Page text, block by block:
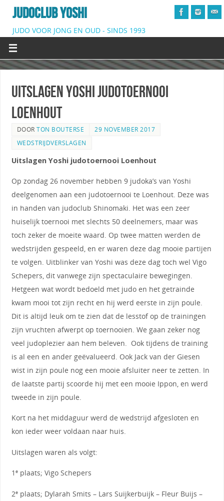
JUDOCLUB YOSHI
JUDO VOOR JONG EN OUD - SINDS 1993
Uitslagen Yoshi judotoernooi
Loenhout
DOORTON BOUTERSE
29 NOVEMBER 2017
WEDSTRIJDVERSLAGEN
Uitslagen Yoshi judotoernooi Loenhout
Op zondag 26 november hebben 9 judoka’s van Yoshi
deelgenomen aan een judotoernooi te Loenhout. Deze was
in handen van judoclub Shinomaki. Het was een zeer
huiselijk toernooi met slechts 50 deelnemers, maar was
toch zeker de moeite waard. Op twee matten werden de
wedstrijden gespeeld, en er waren deze dag mooie partijen
te volgen. Uitblinker van Yoshi was deze dag toch wel Vigo
Schepers, dit vanwege zijn spectaculaire bewegingen.
Hetgeen wat wordt bedoeld met judo en het getrainde
kwam mooi tot zijn recht en hij werd eerste in zijn poule.
Dit is altijd leuk om te zien dat de lesstof op de trainingen
zijn vruchten afwerpt op toernooien. We gaan zeker nog
veel judoplezier aan hem beleven. Ook tijdens de training
is al een en ander geëvalueerd. Ook Jack van der Giesen
wist in zijn poule nog een mooie afsluiter neer te zetten. In
de laatste partij scoorde hij met een mooie Ippon, en werd
tweede in zijn poule.
Kort na het middaguur werd de wedstrijd afgesloten en
kon ieder weer voldaan naar huis.
Uitslagen waren als volgt:
1 eplaats; Vigo Schepers
2eplaats; Dylarah Smits – Lars Suijkerbuijk – Fleur Buijs –